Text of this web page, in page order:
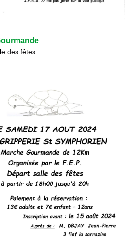
des fêtes